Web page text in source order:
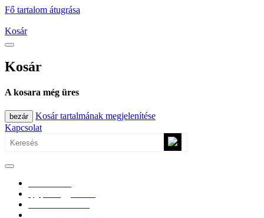
Fő tartalom átugrása
Kosár
Kosár
A kosara még üres
bezár
Kosár tartalmának megjelenítése
Kapcsolat